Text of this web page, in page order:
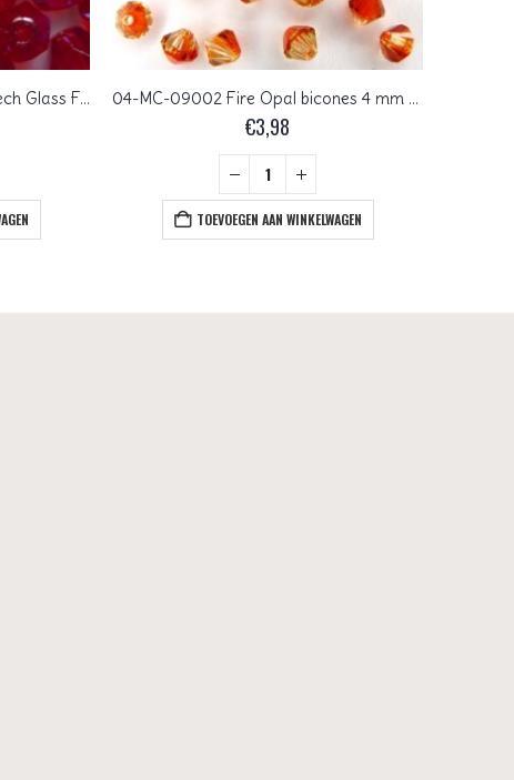
FP1-06-90080X Siam AB Czech Glass Facet Firepolish 6 mm 25 stuks 04-MC-09002 Fire Opal bicones 4 mm 50 stuks
€3,98
TOEVOEGEN AAN WINKELWAGEN